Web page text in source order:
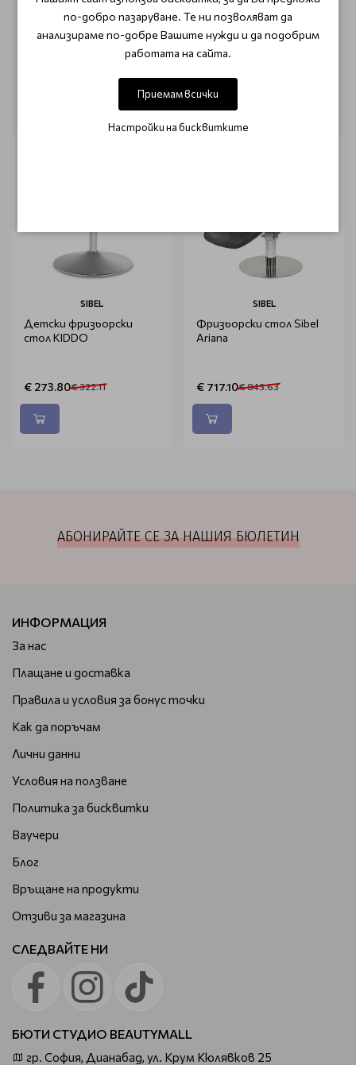
Този продукт няма отзиви.
НАПИШЕТЕ ОТЗИВ
ОЩЕ ОТ КАТЕГОРИЯТА
SIBEL
Детски фризьорски
стол KIDDO
€ 273.80€ 322.11
SIBEL
Фризьорски стол Sibel
Ariana
€ 717.10€ 843.63
АБОНИРАЙТЕ СЕ ЗА НАШИЯ БЮЛЕТИН
ИНФОРМАЦИЯ
За нас
Плащане и доставка
Правила и условия за бонус точки
Как да поръчам
Лични данни
Условия на ползване
Политика за бисквитки
Ваучери
Блог
Връщане на продукти
Отзиви за магазина
СЛЕДВАЙТЕ НИ
БЮТИ СТУДИО BEAUTYMALL
гр. София, Дианабад, ул. Крум Кюлявков 25
по-добро пазаруване. Те ни позволяват да
анализираме по-добре Вашите нужди и да подобрим
работата на сайта.
Приемам всички
Настройки на бисквитките